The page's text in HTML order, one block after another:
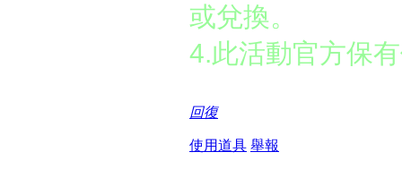
或兌換。
4.此活動官方保
回復
使用道具 舉報